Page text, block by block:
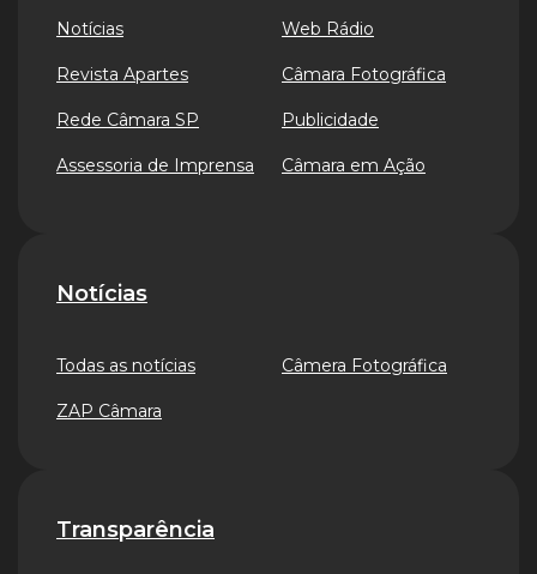
Notícias
Revista Apartes
Rede Câmara SP
Assessoria de Imprensa
Web Rádio
Câmara Fotográfica
Publicidade
Câmara em Ação
Notícias
Todas as notícias
ZAP Câmara
Câmera Fotográfica
Transparência